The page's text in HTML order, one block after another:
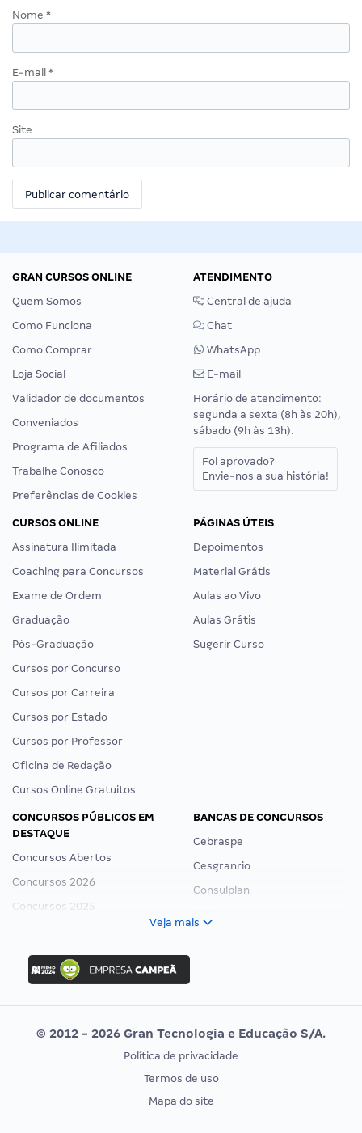
Nome *
E-mail *
Site
GRAN CURSOS ONLINE
Quem Somos
Como Funciona
Como Comprar
Loja Social
Validador de documentos
Conveniados
Programa de Afiliados
Trabalhe Conosco
Preferências de Cookies
ATENDIMENTO
Central de ajuda
Chat
WhatsApp
E-mail
Horário de atendimento:
segunda a sexta (8h às 20h),
sábado (9h às 13h).
Foi aprovado?
Envie-nos a sua história!
CURSOS ONLINE
Assinatura Ilimitada
Coaching para Concursos
Exame de Ordem
Graduação
Pós-Graduação
Cursos por Concurso
Cursos por Carreira
Cursos por Estado
Cursos por Professor
Oficina de Redação
Cursos Online Gratuitos
PÁGINAS ÚTEIS
Depoimentos
Material Grátis
Aulas ao Vivo
Aulas Grátis
Sugerir Curso
CONCURSOS PÚBLICOS EM
DESTAQUE
Concursos Abertos
Concursos 2026
Concursos 2025
Concurso Ibama
Concurso MPU
Editais publicados
BANCAS DE CONCURSOS
Cebraspe
Cesgranrio
Consulplan
Vunesp
CONCURSOS POR PROFISSÃO
EXAME DE ORDEM
Veja mais
© 2012 - 2026 Gran Tecnologia e Educação S/A.
Política de privacidade
Termos de uso
Mapa do site